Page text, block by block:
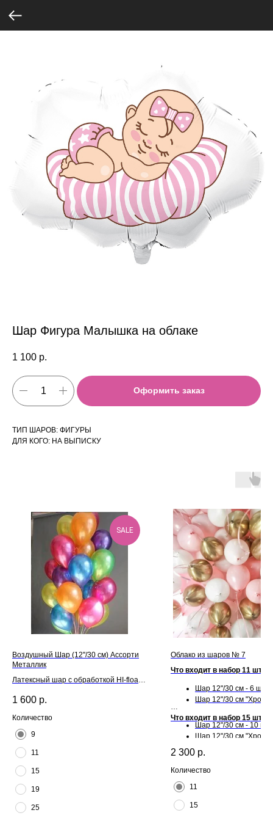
Шар Фигура Малышка на облаке
1 100 р.
Оформить заказ
ТИП ШАРОВ: ФИГУРЫ
ДЛЯ КОГО: НА ВЫПИСКУ
SALE
Воздушный Шар (12''/30 см) Ассорти
Металлик
Латексный шар с обработкой HI-float
1 600 р.
Количество
9
11
15
19
25
Облако из шаров № 7
Что входит в набор 11 шт:
Шар 12"/30 см - 6 шт.
Шар 12"/30 см "Хром"
Что входит в набор 15 шт:
Шар 12"/30 см - 10 шт.
Шар 12"/30 см "Хром"
2 300 р.
Количество
11
15